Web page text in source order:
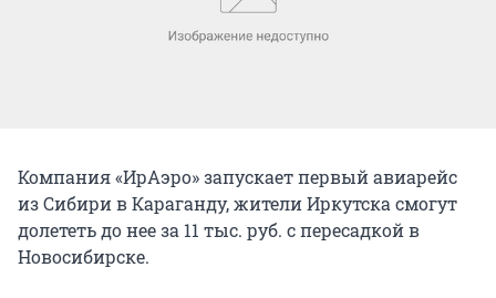
Компания «ИрАэро» запускает первый авиарейс
из Сибири в Караганду, жители Иркутска смогут
долететь до нее за 11 тыс. руб. с пересадкой в
Новосибирске.